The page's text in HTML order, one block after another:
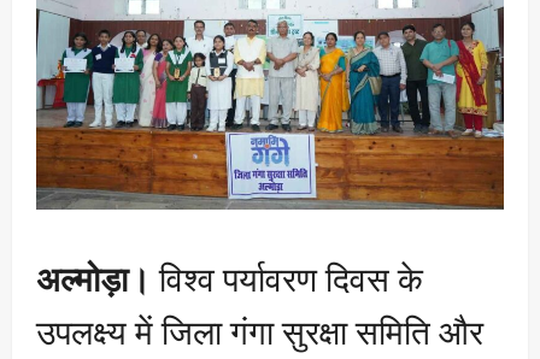
अल्मोड़ा। विश्व पर्यावरण दिवस के
उपलक्ष्य में जिला गंगा सुरक्षा समिति और